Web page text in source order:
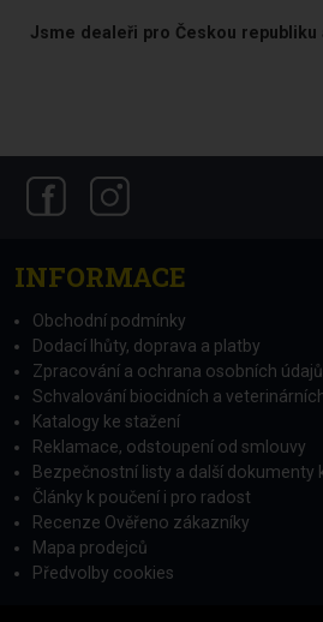
Jsme dealeři pro Českou
INFORMACE
Obchodní podmínky
Dodací lhůty, doprava a platby
Zpracování a ochrana osobních údajů
Schvalování biocidních a
Katalogy ke stažení
Reklamace, odstoupení od smlouvy
Bezpečnostní listy a další dokumenty
Články k poučení i pro radost
Recenze Ověřeno zákazníky
Mapa prodejců
Předvolby cookies